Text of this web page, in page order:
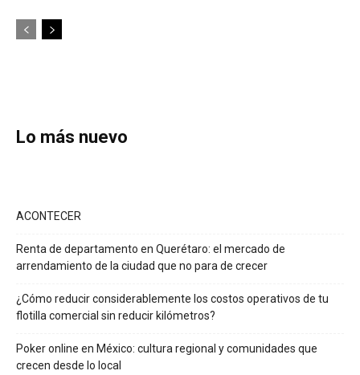
Lo más nuevo
ACONTECER
Renta de departamento en Querétaro: el mercado de
arrendamiento de la ciudad que no para de crecer
¿Cómo reducir considerablemente los costos operativos de tu
flotilla comercial sin reducir kilómetros?
Poker online en México: cultura regional y comunidades que
crecen desde lo local